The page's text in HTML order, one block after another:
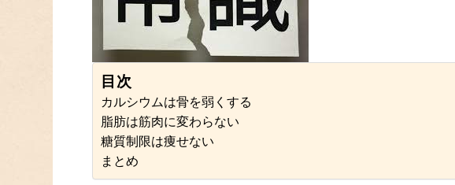
目次
カルシウムは骨を弱くする
脂肪は筋肉に変わらない
糖質制限は痩せない
まとめ